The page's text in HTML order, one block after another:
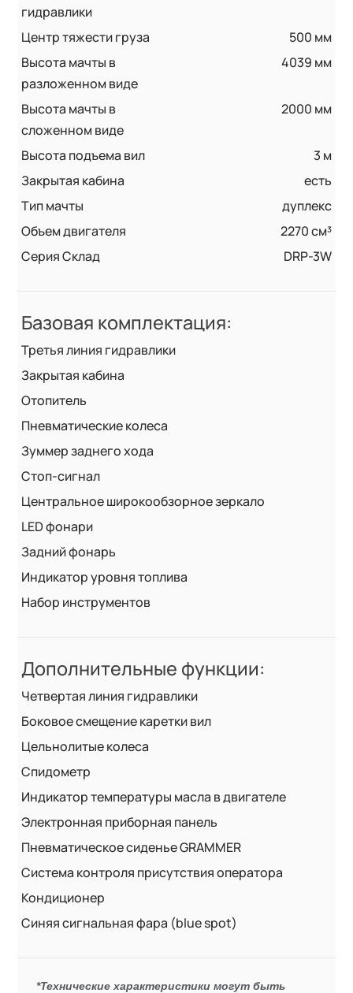
гидравлики
Центр тяжести груза
500 мм
Высота мачты в
разложенном виде
4039 мм
Высота мачты в
сложенном виде
2000 мм
Высота подъема вил
3 м
Закрытая кабина
есть
Тип мачты
дуплекс
Объем двигателя
2270 см³
Серия Склад
DRP-3W
Базовая комплектация:
Третья линия гидравлики
Закрытая кабина
Отопитель
Пневматические колеса
Зуммер заднего хода
Стоп-сигнал
Центральное широкообзорное зеркало
LED фонари
Задний фонарь
Индикатор уровня топлива
Набор инструментов
Дополнительные функции:
Четвертая линия гидравлики
Боковое смещение каретки вил
Цельнолитые колеса
Спидометр
Индикатор температуры масла в двигателе
Электронная приборная панель
Пневматическое сиденье GRAMMER
Система контроля присутствия оператора
Кондиционер
Синяя сигнальная фара (blue spot)
*Технические характеристики могут быть